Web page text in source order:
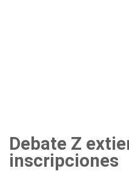
Debate Z
inscripciones